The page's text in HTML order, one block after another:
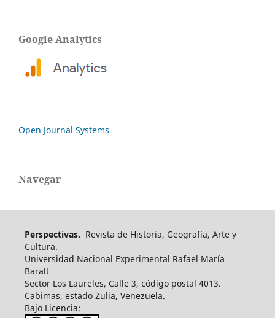
Google Analytics
Open Journal Systems
Navegar
Perspectivas. Revista de Historia, Geografía, Arte y
Cultura.
Universidad Nacional Experimental Rafael María
Baralt
Sector Los Laureles, Calle 3, código postal 4013.
Cabimas, estado Zulia, Venezuela.
Bajo Licencia: